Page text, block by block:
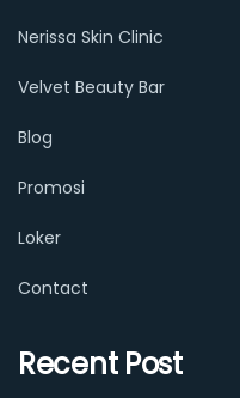
Nerissa Skin Clinic
Velvet Beauty Bar
Blog
Promosi
Loker
Contact
Recent Post